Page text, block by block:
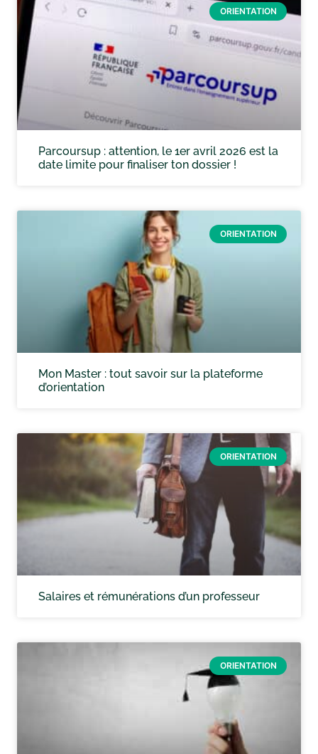
ORIENTATION
Parcoursup : attention, le 1er avril 2026 est la
date limite pour finaliser ton dossier !
ORIENTATION
Mon Master : tout savoir sur la plateforme
d’orientation
ORIENTATION
Salaires et rémunérations d’un professeur
ORIENTATION